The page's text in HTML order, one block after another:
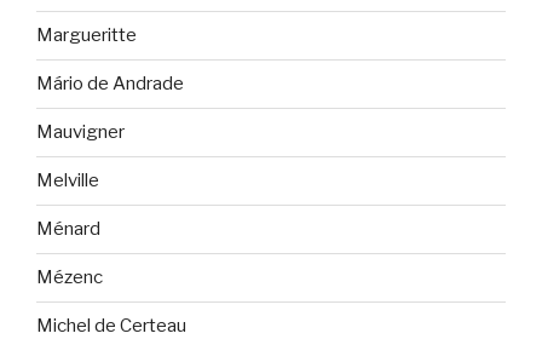
Margueritte
Mário de Andrade
Mauvigner
Melville
Ménard
Mézenc
Michel de Certeau